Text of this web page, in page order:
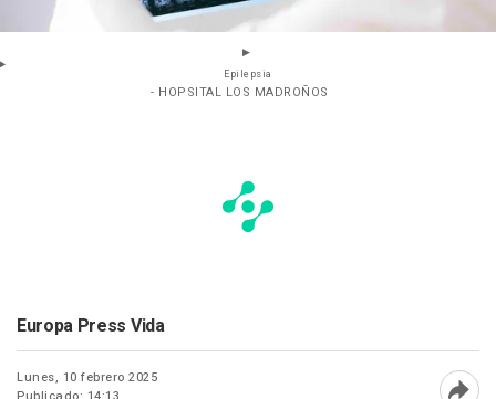
Epilepsia
- HOPSITAL LOS MADROÑOS
Europa Press Vida
Lunes, 10 febrero 2025